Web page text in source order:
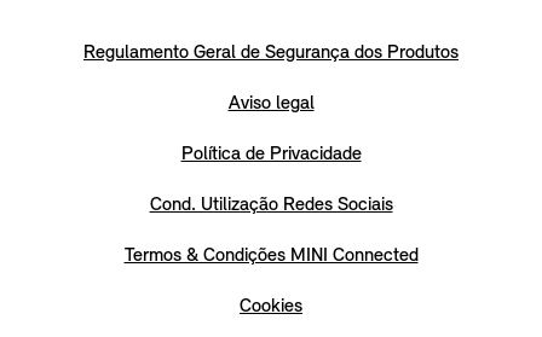
Regulamento Geral de Segurança dos Produtos
Aviso legal
Política de Privacidade
Cond. Utilização Redes Sociais
Termos & Condições MINI Connected
Cookies